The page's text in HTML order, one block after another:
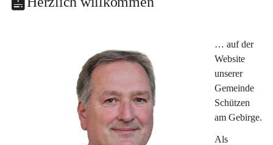
… auf der
Website
unserer
Gemeinde
Schützen
am Gebirge.
Als